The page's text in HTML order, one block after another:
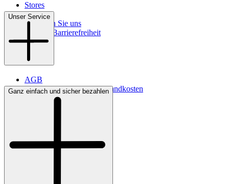
Stores
Kontakt
So finden Sie uns
Digitale Barrierefreiheit
Unser Service
AGB
Lieferbedingungen & Versandkosten
Bezahlung
Ganz einfach und sicher bezahlen